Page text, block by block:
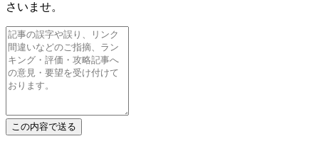
さいませ。